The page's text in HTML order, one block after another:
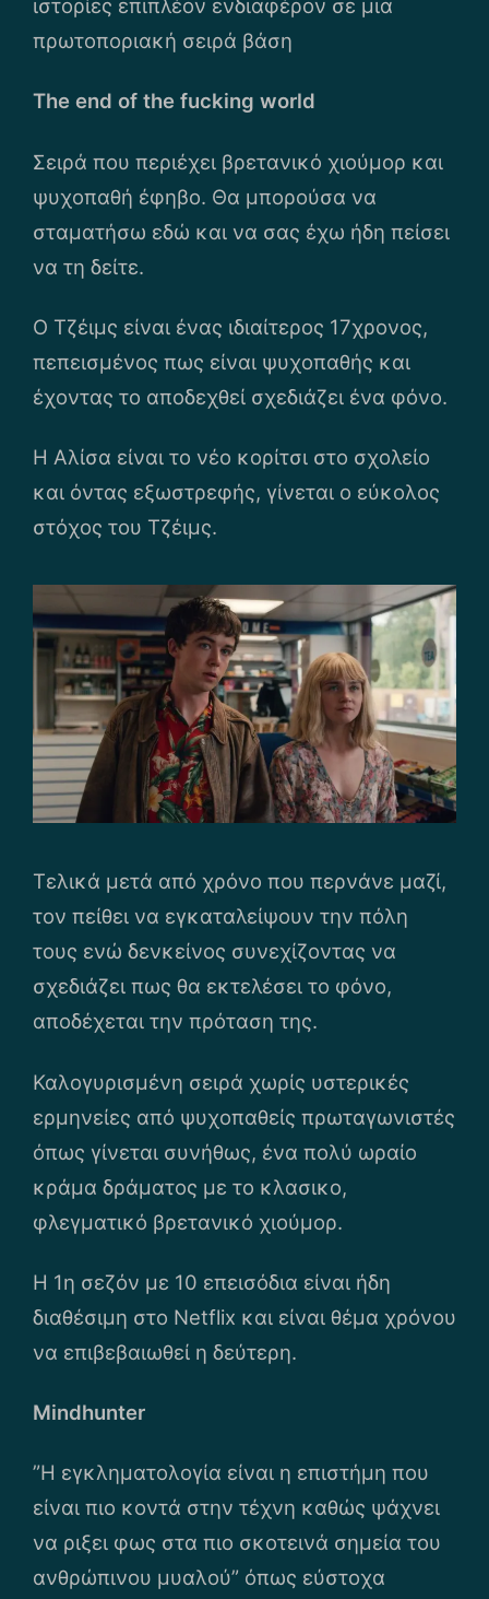
ιστορίες επιπλέον ενδιαφέρον σε μια
πρωτοποριακή σειρά βάση
The end of the fucking world
Σειρά που περιέχει βρετανικό χιούμορ και
ψυχοπαθή έφηβο. Θα μπορούσα να
σταματήσω εδώ και να σας έχω ήδη πείσει
να τη δείτε.
Ο Τζέιμς είναι ένας ιδιαίτερος 17χρονος,
πεπεισμένος πως είναι ψυχοπαθής και
έχοντας το αποδεχθεί σχεδιάζει ένα φόνο.
Η Αλίσα είναι το νέο κορίτσι στο σχολείο
και όντας εξωστρεφής, γίνεται ο εύκολος
στόχος του Τζέιμς.
Τελικά μετά από χρόνο που περνάνε μαζί,
τον πείθει να εγκαταλείψουν την πόλη
τους ενώ δενκείνος συνεχίζοντας να
σχεδιάζει πως θα εκτελέσει το φόνο,
αποδέχεται την πρόταση της.
Καλογυρισμένη σειρά χωρίς υστερικές
ερμηνείες από ψυχοπαθείς πρωταγωνιστές
όπως γίνεται συνήθως, ένα πολύ ωραίο
κράμα δράματος με το κλασικο,
φλεγματικό βρετανικό χιούμορ.
Η 1η σεζόν με 10 επεισόδια είναι ήδη
διαθέσιμη στο Netflix και είναι θέμα χρόνου
να επιβεβαιωθεί η δεύτερη.
Mindhunter
‌”Η εγκληματολογία είναι η επιστήμη που
είναι πιο κοντά στην τέχνη καθώς ψάχνει
να ριξει φως στα πιο σκοτεινά σημεία του
ανθρώπινου μυαλού” όπως εύστοχα